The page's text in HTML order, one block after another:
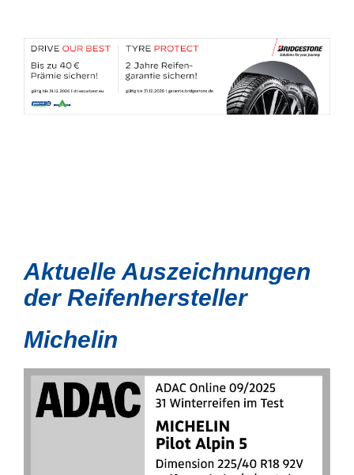
Aktuelle Auszeichnungen
der Reifenhersteller
Michelin